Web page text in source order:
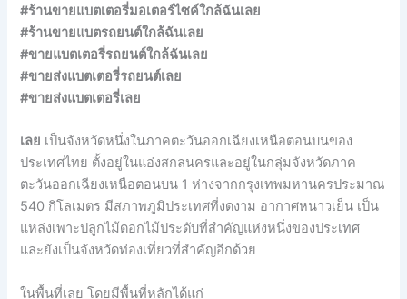
#ร้านขายแบตเตอรี่มอเตอร์ไซค์ใกล้ฉันเลย
#ร้านขายแบตรถยนต์ใกล้ฉันเลย
#ขายแบตเตอรี่รถยนต์ใกล้ฉันเลย
#ขายส่งแบตเตอรี่รถยนต์เลย
#ขายส่งแบตเตอรี่เลย
เลย เป็นจังหวัดหนึ่งในภาคตะวันออกเฉียงเหนือตอนบนของ
ประเทศไทย ตั้งอยู่ในแอ่งสกลนครและอยู่ในกลุ่มจังหวัดภาค
ตะวันออกเฉียงเหนือตอนบน 1 ห่างจากกรุงเทพมหานครประมาณ
540 กิโลเมตร มีสภาพภูมิประเทศที่งดงาม อากาศหนาวเย็น เป็น
แหล่งเพาะปลูกไม้ดอกไม้ประดับที่สำคัญแห่งหนึ่งของประเทศ
และยังเป็นจังหวัดท่องเที่ยวที่สำคัญอีกด้วย
ในพื้นที่เลย โดยมีพื้นที่หลักได้แก่